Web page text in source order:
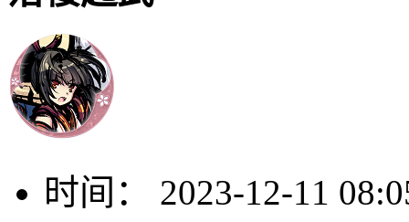
时间：
2023-12-11